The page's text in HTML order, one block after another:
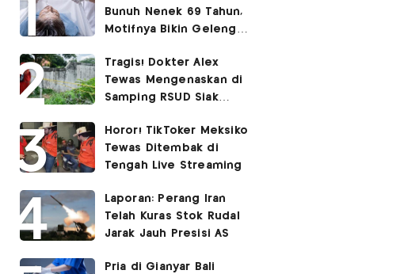
Bunuh Nenek 69 Tahun,
Motifnya Bikin Geleng
Tragis! Dokter Alex
Tewas Mengenaskan di
Samping RSUD Siak
Rocuronium
Horor! TikToker Meksiko
Tewas Ditembak di
Tengah Live Streaming
Laporan: Perang Iran
Telah Kuras Stok Rudal
Jarak Jauh Presisi AS
Pria di Gianyar Bali